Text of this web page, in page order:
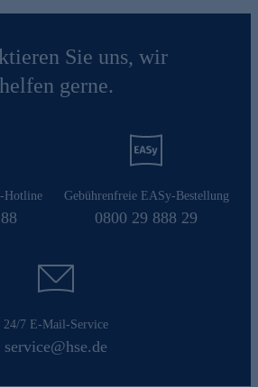
Sie uns, wir
helfen gerne.
Hotline Gebührenfreie EASy-Bestellung
0800 29 888 29
24/7 E-Mail-Service
service@hse.de